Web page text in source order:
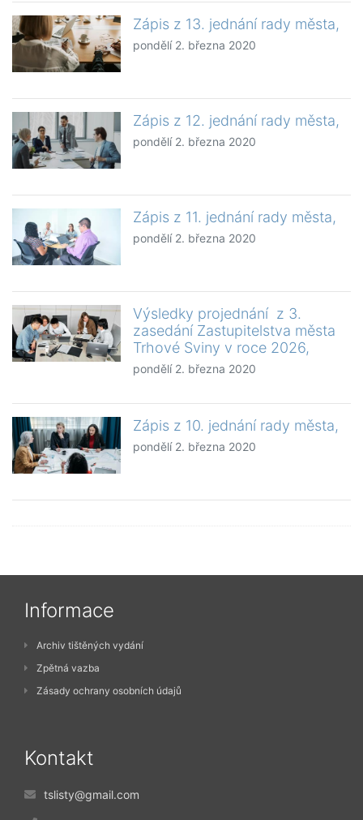
Zápis z 13. jednání rady města,
pondělí 2. března 2020
Zápis z 12. jednání rady města,
pondělí 2. března 2020
Zápis z 11. jednání rady města,
pondělí 2. března 2020
Výsledky projednání z 3.
zasedání Zastupitelstva města
Trhové Sviny v roce 2026,
pondělí 2. března 2020
Zápis z 10. jednání rady města,
pondělí 2. března 2020
Informace
Archiv tištěných vydání
Zpětná vazba
Zásady ochrany osobních údajů
Kontakt
tslisty@gmail.com